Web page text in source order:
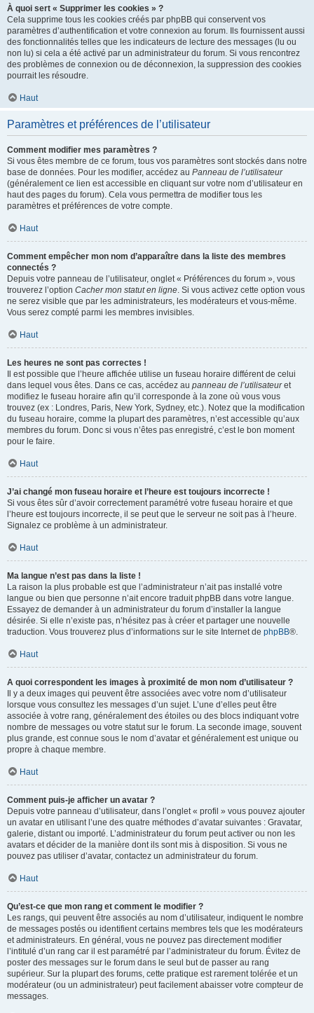
À quoi sert « Supprimer les cookies » ?
Cela supprime tous les cookies créés par phpBB qui conservent vos
paramètres d’authentification et votre connexion au forum. Ils fournissent aussi
des fonctionnalités telles que les indicateurs de lecture des messages (lu ou
non lu) si cela a été activé par un administrateur du forum. Si vous rencontrez
des problèmes de connexion ou de déconnexion, la suppression des cookies
pourrait les résoudre.
Haut
Paramètres et préférences de l’utilisateur
Comment modifier mes paramètres ?
Si vous êtes membre de ce forum, tous vos paramètres sont stockés dans notre
base de données. Pour les modifier, accédez au Panneau de l’utilisateur
(généralement ce lien est accessible en cliquant sur votre nom d’utilisateur en
haut des pages du forum). Cela vous permettra de modifier tous les
paramètres et préférences de votre compte.
Haut
Comment empêcher mon nom d’apparaître dans la liste des membres
connectés ?
Depuis votre panneau de l’utilisateur, onglet « Préférences du forum », vous
trouverez l’option Cacher mon statut en ligne. Si vous activez cette option vous
ne serez visible que par les administrateurs, les modérateurs et vous-même.
Vous serez compté parmi les membres invisibles.
Haut
Les heures ne sont pas correctes !
Il est possible que l’heure affichée utilise un fuseau horaire différent de celui
dans lequel vous êtes. Dans ce cas, accédez au panneau de l’utilisateuret
modifiez le fuseau horaire afin qu’il corresponde à la zone où vous vous
trouvez (ex : Londres, Paris, New York, Sydney, etc.). Notez que la modification
du fuseau horaire, comme la plupart des paramètres, n’est accessible qu’aux
membres du forum. Donc si vous n’êtes pas enregistré, c’est le bon moment
pour le faire.
Haut
J’ai changé mon fuseau horaire et l’heure est toujours incorrecte !
Si vous êtes sûr d’avoir correctement paramétré votre fuseau horaire et que
l’heure est toujours incorrecte, il se peut que le serveur ne soit pas à l’heure.
Signalez ce problème à un administrateur.
Haut
Ma langue n’est pas dans la liste !
La raison la plus probable est que l’administrateur n’ait pas installé votre
langue ou bien que personne n’ait encore traduit phpBB dans votre langue.
Essayez de demander à un administrateur du forum d’installer la langue
désirée. Si elle n’existe pas, n’hésitez pas à créer et partager une nouvelle
traduction. Vous trouverez plus d’informations sur le site Internet de phpBB®.
Haut
A quoi correspondent les images à proximité de mon nom d’utilisateur ?
Il y a deux images qui peuvent être associées avec votre nom d’utilisateur
lorsque vous consultez les messages d’un sujet. L’une d’elles peut être
associée à votre rang, généralement des étoiles ou des blocs indiquant votre
nombre de messages ou votre statut sur le forum. La seconde image, souvent
plus grande, est connue sous le nom d’avatar et généralement est unique ou
propre à chaque membre.
Haut
Comment puis-je afficher un avatar ?
Depuis votre panneau d’utilisateur, dans l’onglet « profil » vous pouvez ajouter
un avatar en utilisant l’une des quatre méthodes d’avatar suivantes : Gravatar,
galerie, distant ou importé. L’administrateur du forum peut activer ou non les
avatars et décider de la manière dont ils sont mis à disposition. Si vous ne
pouvez pas utiliser d’avatar, contactez un administrateur du forum.
Haut
Qu’est-ce que mon rang et comment le modifier ?
Les rangs, qui peuvent être associés au nom d’utilisateur, indiquent le nombre
de messages postés ou identifient certains membres tels que les modérateurs
et administrateurs. En général, vous ne pouvez pas directement modifier
l’intitulé d’un rang car il est paramétré par l’administrateur du forum. Évitez de
poster des messages sur le forum dans le seul but de passer au rang
supérieur. Sur la plupart des forums, cette pratique est rarement tolérée et un
modérateur (ou un administrateur) peut facilement abaisser votre compteur de
messages.